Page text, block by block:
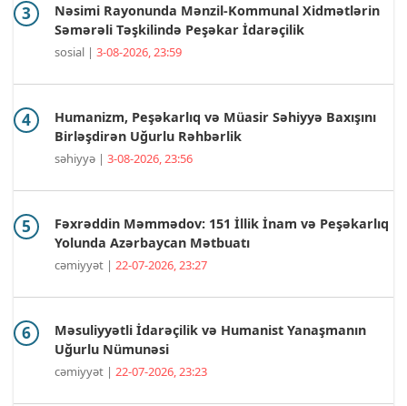
Nəsimi Rayonunda Mənzil-Kommunal Xidmətlərin
Səmərəli Təşkilində Peşəkar İdarəçilik
sosial | 3-08-2026, 23:59
Humanizm, Peşəkarlıq və Müasir Səhiyyə Baxışını
Birləşdirən Uğurlu Rəhbərlik
səhiyyə | 3-08-2026, 23:56
Fəxrəddin Məmmədov: 151 İllik İnam və Peşəkarlıq
Yolunda Azərbaycan Mətbuatı
cəmiyyət | 22-07-2026, 23:27
Məsuliyyətli İdarəçilik və Humanist Yanaşmanın
Uğurlu Nümunəsi
cəmiyyət | 22-07-2026, 23:23